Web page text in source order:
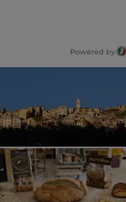
Powered by: